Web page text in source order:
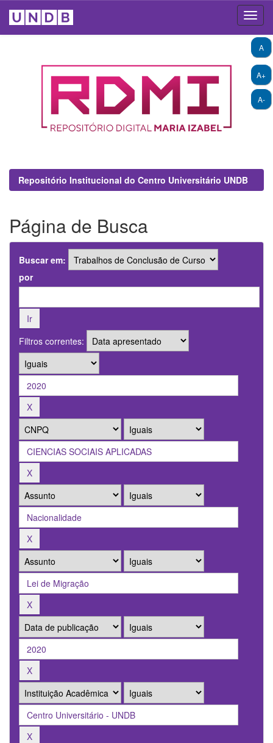
A+
A-
A
Repositório Institucional do Centro Universitário UNDB
Página de Busca
Buscar em:
por
Filtros correntes: